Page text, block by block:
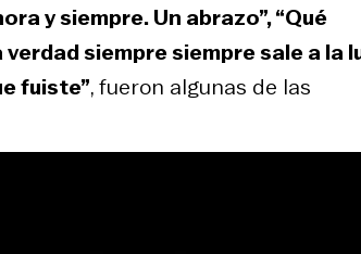
y siempre. Un abrazo”, “Qué
verdad siempre siempre sale a la
fuiste”, fueron algunas de las